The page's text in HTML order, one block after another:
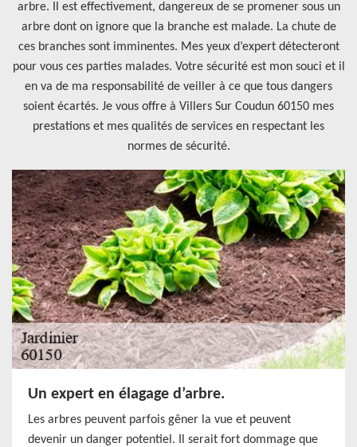
arbre. Il est effectivement, dangereux de se promener sous un
arbre dont on ignore que la branche est malade. La chute de
ces branches sont imminentes. Mes yeux d’expert détecteront
pour vous ces parties malades. Votre sécurité est mon souci et il
en va de ma responsabilité de veiller à ce que tous dangers
soient écartés. Je vous offre à Villers Sur Coudun 60150 mes
prestations et mes qualités de services en respectant les
normes de sécurité.
Un expert en élagage d’arbre.
Les arbres peuvent parfois gêner la vue et peuvent
devenir un danger potentiel. Il serait fort dommage que